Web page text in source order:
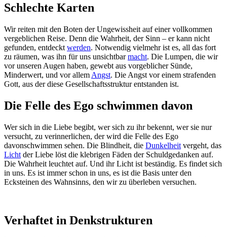
Schlechte Karten
Wir reiten mit den Boten der Ungewissheit auf einer vollkommen
vergeblichen Reise. Denn die Wahrheit, der Sinn – er kann nicht
gefunden, entdeckt werden. Notwendig vielmehr ist es, all das fort
zu räumen, was ihn für uns unsichtbarmacht. Die Lumpen, die wir
vor unseren Augen haben, gewebt aus vorgeblicher Sünde,
Minderwert, und vor allem Angst. Die Angst vor einem strafenden
Gott, aus der diese Gesellschaftsstruktur entstanden ist.
Die Felle des Ego schwimmen davon
Wer sich in die Liebe begibt, wer sich zu ihr bekennt, wer sie nur
versucht, zu verinnerlichen, der wird die Felle des Ego
davonschwimmen sehen. Die Blindheit, die Dunkelheit vergeht, das
Licht der Liebe löst die klebrigen Fäden der Schuldgedanken auf.
Die Wahrheit leuchtet auf. Und ihr Licht ist beständig. Es findet sich
in uns. Es ist immer schon in uns, es ist die Basis unter den
Ecksteinen des Wahnsinns, den wir zu überleben versuchen.
Verhaftet in Denkstrukturen